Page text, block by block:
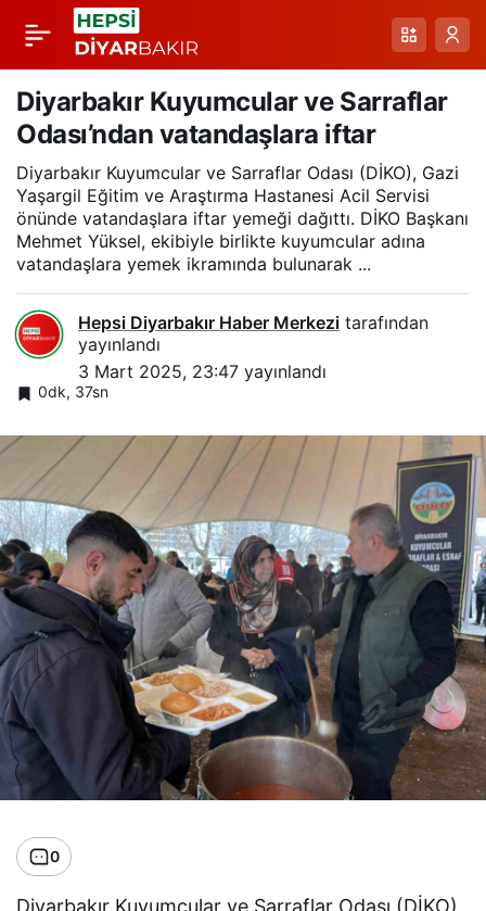
Diyarbakır Kuyumcular ve Sarraflar
Odası’ndan vatandaşlara iftar
Diyarbakır Kuyumcular ve Sarraflar Odası (DİKO), Gazi
Yaşargil Eğitim ve Araştırma Hastanesi Acil Servisi
önünde vatandaşlara iftar yemeği dağıttı. DİKO Başkanı
Mehmet Yüksel, ekibiyle birlikte kuyumcular adına
vatandaşlara yemek ikramında bulunarak ...
Hepsi Diyarbakır Haber Merkezi tarafından
yayınlandı
3 Mart 2025, 23:47 yayınlandı
0dk, 37sn
0
Diyarbakır Kuyumcular ve Sarraflar Odası (DİKO),
Diyarbakır’da ‘Floor
Curling’ turnuvasının
finali yapıldı
Paylaş